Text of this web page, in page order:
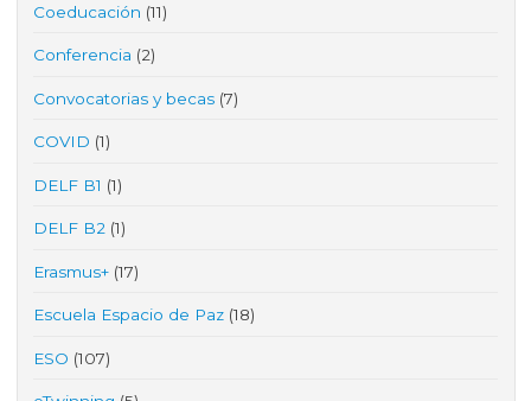
Coeducación (11)
Conferencia (2)
Convocatorias y becas (7)
COVID (1)
DELF B1 (1)
DELF B2 (1)
Erasmus+ (17)
Escuela Espacio de Paz (18)
ESO (107)